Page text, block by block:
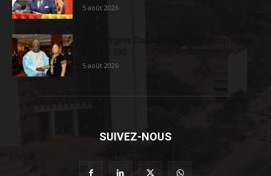
5 août 2026
5 août 2026
SUIVEZ-NOUS